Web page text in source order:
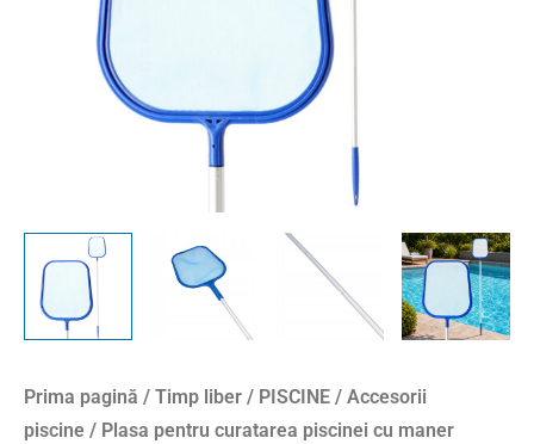
Prima pagină / Timp liber / PISCINE / Accesorii
piscine / Plasa pentru curatarea piscinei cu maner